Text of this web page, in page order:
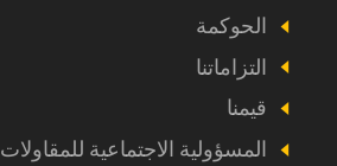
الحوكمة
التزاماتنا
قيمنا
المسؤولية الاجتماعية للمقاولات